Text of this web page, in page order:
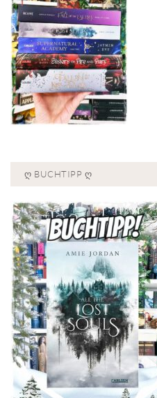
Ღ BUCHTIPP Ღ